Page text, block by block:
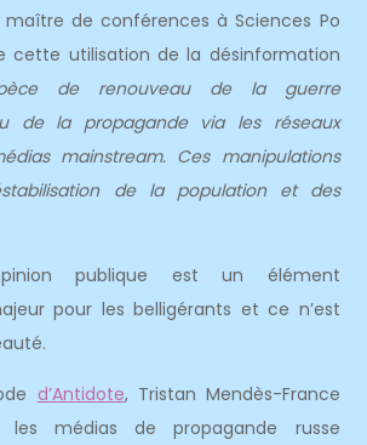
de conférences à Sciences Po
cette utilisation de la désinformation
de renouveau de la guerre
de la propagande via les réseaux
mainstream. Ces manipulations
de la population et des
publique est un élément
pour les belligérants et ce n’est
d’Antidote, Tristan Mendès-France
les médias de propagande russe